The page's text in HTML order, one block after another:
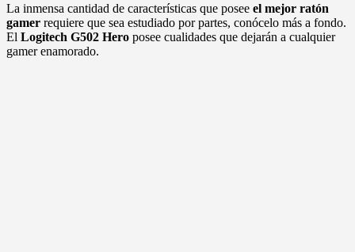
La inmensa cantidad de características que posee el mejor ratón
gamer requiere que sea estudiado por partes, conócelo más a fondo.
El Logitech G502 Hero posee cualidades que dejarán a cualquier
gamer enamorado.